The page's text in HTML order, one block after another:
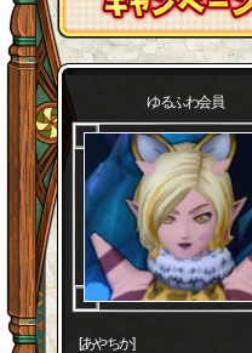
ゆるふわ会員
[あやちか]